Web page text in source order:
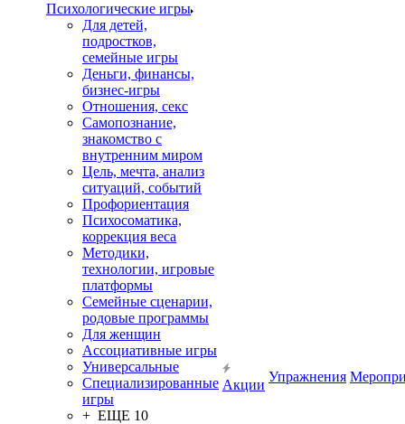
Психологические игры
Для детей,
подростков,
семейные игры
Деньги, финансы,
бизнес-игры
Отношения, секс
Самопознание,
знакомство с
внутренним миром
Цель, мечта, анализ
ситуаций, событий
Профориентация
Психосоматика,
коррекция веса
Методики,
технологии, игровые
платформы
Семейные сценарии,
родовые программы
Для женщин
Ассоциативные игры
Универсальные
Специализированные
игры
+ ЕЩЕ 10
Акции
Упражнения